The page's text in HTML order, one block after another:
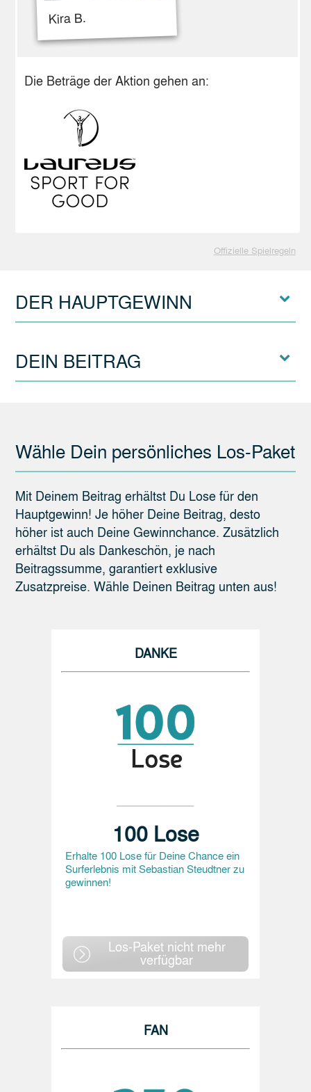
Kira B.
Die Beträge der Aktion gehen an:
Offizielle Spielregeln
DER HAUPTGEWINN
DEIN BEITRAG
Wähle Dein persönliches Los-Paket
Mit Deinem Beitrag erhältst Du Lose für den
Hauptgewinn! Je höher Deine Beitrag, desto
höher ist auch Deine Gewinnchance. Zusätzlich
erhältst Du als Dankeschön, je nach
Beitragssumme, garantiert exklusive
Zusatzpreise. Wähle Deinen Beitrag unten aus!
DANKE
100 Lose
Erhalte 100 Lose für Deine Chance ein
Surferlebnis mit Sebastian Steudtner zu
gewinnen!
Los-Paket nicht mehr
verfügbar
FAN